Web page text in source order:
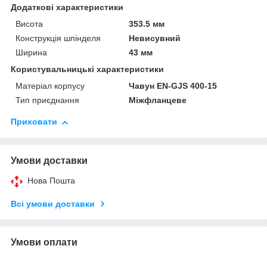
Додаткові характеристики
Висота
353.5 мм
Конструкція шпінделя
Невисувний
Ширина
43 мм
Користувальницькі характеристики
Матеріал корпусу
Чавун EN-GJS 400-15
Тип приєднання
Міжфланцеве
Приховати
Умови доставки
Нова Пошта
Всі умови доставки
Умови оплати